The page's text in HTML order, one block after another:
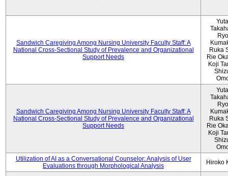
Sandwich Caregiving Among Nursing University Faculty Staff: A
National Cross-Sectional Study of Prevalence and Organizational
Support Needs
Ruka
Rie
Koji
Sandwich Caregiving Among Nursing University Faculty Staff: A
National Cross-Sectional Study of Prevalence and Organizational
Support Needs
Ruka
Rie
Koji
Utilization of AI as a Conversational Counselor: Analysis of User
Evaluations through Morphological Analysis
Hiroko